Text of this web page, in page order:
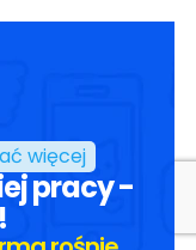
więcej
pracy -